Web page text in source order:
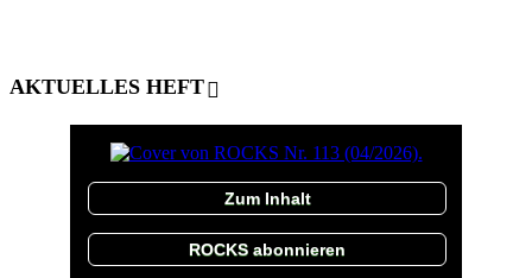
AKTUELLES HEFT
Zum Inhalt
ROCKS abonnieren